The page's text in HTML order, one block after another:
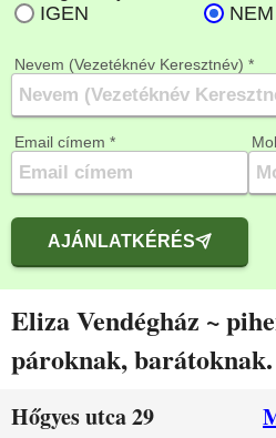
Nevem (Vezetéknév Keresztnév) *
Email címem *
AJÁNLATKÉRÉS
Eliza Vendégház ~
pároknak, barátoknak.
Hőgyes utca 29